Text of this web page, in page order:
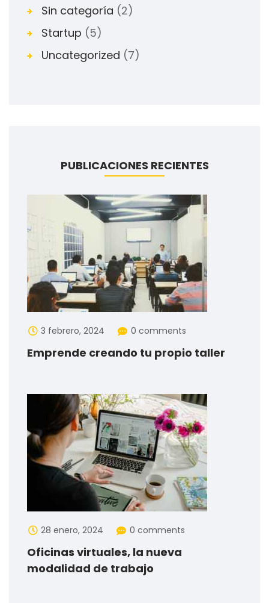
Sin categoría (2)
Startup (5)
Uncategorized (7)
PUBLICACIONES RECIENTES
3 febrero, 2024 0 comments
Emprende creando tu propio taller
28 enero, 2024 0 comments
Oficinas virtuales, la nueva
modalidad de trabajo